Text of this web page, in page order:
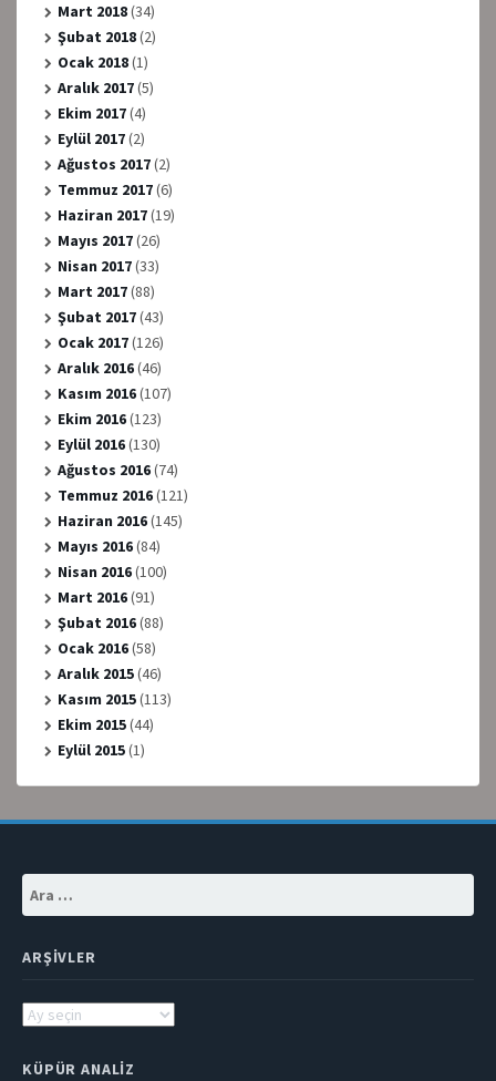
Mart 2018(34)
Şubat 2018(2)
Ocak 2018(1)
Aralık 2017(5)
Ekim 2017(4)
Eylül 2017(2)
Ağustos 2017(2)
Temmuz 2017(6)
Haziran 2017(19)
Mayıs 2017(26)
Nisan 2017(33)
Mart 2017(88)
Şubat 2017(43)
Ocak 2017(126)
Aralık 2016(46)
Kasım 2016(107)
Ekim 2016(123)
Eylül 2016(130)
Ağustos 2016(74)
Temmuz 2016(121)
Haziran 2016(145)
Mayıs 2016(84)
Nisan 2016(100)
Mart 2016(91)
Şubat 2016(88)
Ocak 2016(58)
Aralık 2015(46)
Kasım 2015(113)
Ekim 2015(44)
Eylül 2015(1)
ARŞIVLER
Arşivler
KÜPÜR ANALIZ